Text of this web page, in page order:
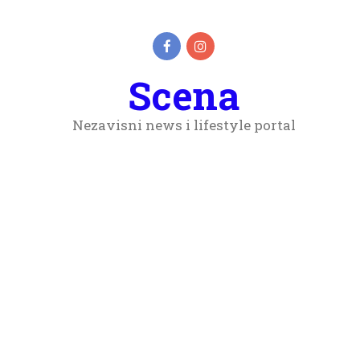
Scena
Nezavisni news i lifestyle portal